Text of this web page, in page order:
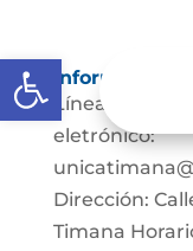
Abrir barra de
Información
Líneas de
eletrónico:
Dirección:
Timana